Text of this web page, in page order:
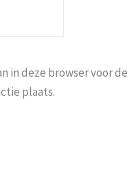
in deze browser voor de
plaats.